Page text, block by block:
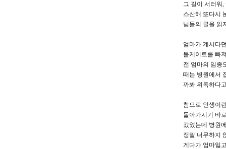
그 길이 서러워
스산해 또다시
님들의 글을 읽
엄마가 계시다
톨케이트를 빠
전 엄마의 임종
때는 병원에서
까봐 위독하다
참으로 인생이
돌아가시기 바
갔었는데 병원
정말 너무하지
게다가 엄마잃